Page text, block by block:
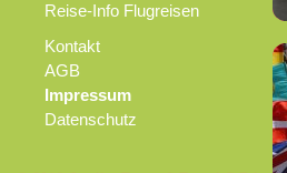
Reise-Info Flugreisen
Kontakt
AGB
Impressum
Datenschutz